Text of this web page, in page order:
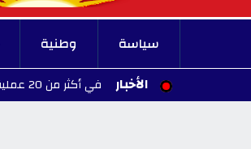
سياسة وطنية
الأخبار
تورط في أكثر من 20 عملية سطو وسرقة